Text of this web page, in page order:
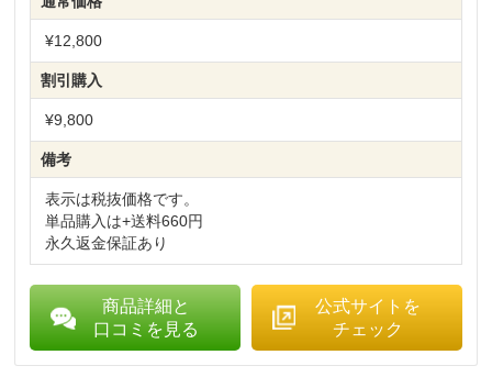
¥12,800
割引購入
¥9,800
備考
表示は税抜価格です。
単品購入は+送料660円
永久返金保証あり
商品詳細と
口コミを見る
公式サイトを
チェック